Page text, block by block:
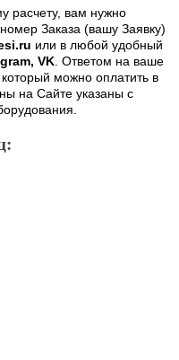
расчету, вам нужно
Заказа (вашу Заявку)
или в любой удобный
VK. Ответом на ваше
можно оплатить в
на Сайте указаны с